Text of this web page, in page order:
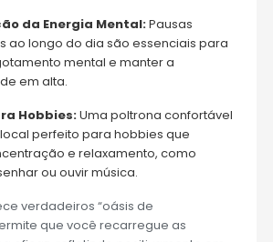
da Energia Mental:Pausas
ao longo do dia são essenciais para
mental e manter a
em alta.
Hobbies:Uma poltrona confortável
perfeito para hobbies que
e relaxamento, como
ou ouvir música.
verdadeiros “oásis de
que você recarregue as